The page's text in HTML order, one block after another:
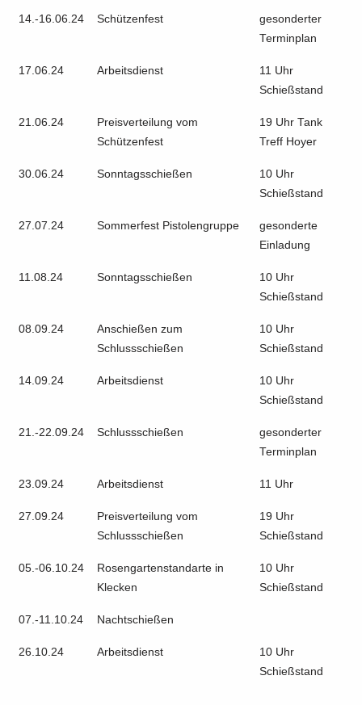
14.-16.06.24 Schützenfest
gesonderter
Terminplan
17.06.24 Arbeitsdienst
11 Uhr
Schießstand
21.06.24
Preisverteilung vom
Schützenfest
19 Uhr Tank
Treff Hoyer
30.06.24 Sonntagsschießen
10 Uhr
Schießstand
27.07.24 Sommerfest Pistolengruppe
gesonderte
Einladung
11.08.24 Sonntagsschießen
10 Uhr
Schießstand
08.09.24
Anschießen zum
Schlussschießen
10 Uhr
Schießstand
14.09.24 Arbeitsdienst
10 Uhr
Schießstand
21.-22.09.24 Schlussschießen
gesonderter
Terminplan
23.09.24 Arbeitsdienst 11 Uhr
27.09.24
Preisverteilung vom
Schlussschießen
19 Uhr
Schießstand
05.-06.10.24
Rosengartenstandarte in
Klecken
10 Uhr
Schießstand
07.-11.10.24 Nachtschießen
26.10.24 Arbeitsdienst
10 Uhr
Schießstand